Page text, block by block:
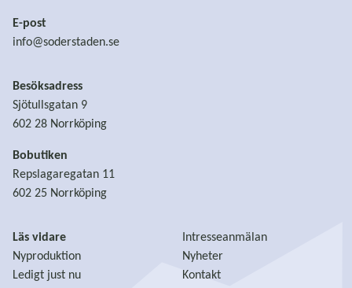
E-post
info@soderstaden.se
Besöksadress
Sjötullsgatan 9
602 28 Norrköping
Bobutiken
Repslagaregatan 11
602 25 Norrköping
Läs vidare
Nyproduktion
Ledigt just nu
Intresseanmälan
Nyheter
Kontakt